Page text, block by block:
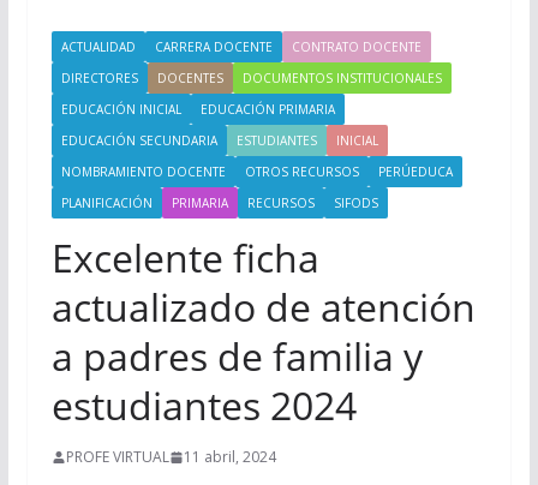
ACTUALIDAD CARRERA DOCENTE
CONTRATO DOCENTE
DIRECTORES
DOCENTES
DOCUMENTOS INSTITUCIONALES
EDUCACIÓN INICIAL
EDUCACIÓN PRIMARIA
EDUCACIÓN SECUNDARIA
ESTUDIANTES
INICIAL
NOMBRAMIENTO DOCENTE
OTROS RECURSOS
PERÚEDUCA
PLANIFICACIÓN
PRIMARIA RECURSOS SIFODS
Excelente ficha
actualizado de atención
a padres de familia y
estudiantes 2024
PROFE VIRTUAL 11 abril, 2024